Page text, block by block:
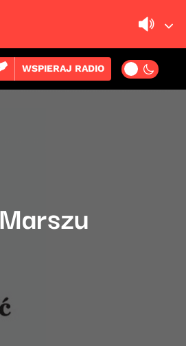
WSPIERAJ RADIO